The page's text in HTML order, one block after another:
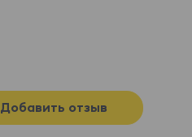
Добавить отзыв